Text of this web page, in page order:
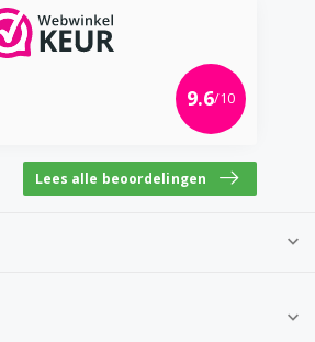
9.6/10
Lees alle beoordelingen